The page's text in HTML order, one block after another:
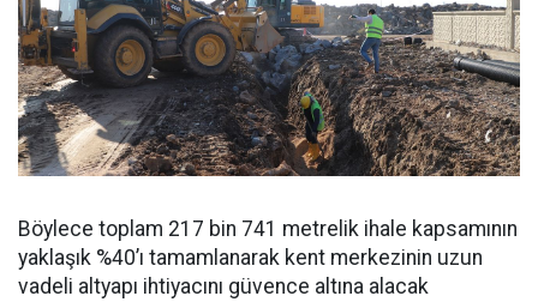
Böylece toplam 217 bin 741 metrelik ihale kapsamının
yaklaşık %40’ı tamamlanarak kent merkezinin uzun
vadeli altyapı ihtiyacını güvence altına alacak